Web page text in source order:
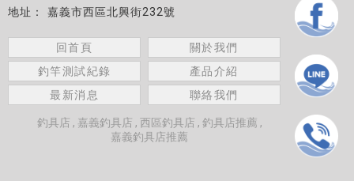
嘉義市西區北興街232號
回首頁
關於我們
釣竿測試紀錄
產品介紹
最新消息
聯絡我們
釣具店 嘉義釣具店 西區釣具店
釣具店推薦
嘉義釣具店推薦